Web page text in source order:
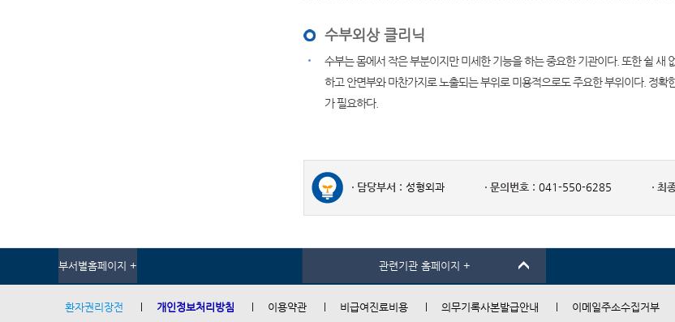
수부외상 클리닉
수부는 몸에서 작은 부분이지만 미세한 기능을 하는 중요한 기관이다. 또한 쉴
하고 안면부와 마찬가지로 노출되는 부위로 미용적으로도 주요한 부위이다. 정
가 필요하다.
담당부서 : 성형외과 문의번호 : 041-550-6285 최
부서별홈페이지 + 관련기관 홈페이지 +
환자권리장전 개인정보처리방침 이용약관 비급여진료비용 의무기록사본발급안내 이메일주소수집거부